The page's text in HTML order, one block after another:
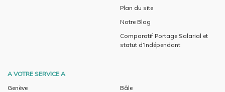
Plan du site
Notre Blog
Comparatif Portage Salarial et
statut d’Indépendant
A VOTRE SERVICE A
Genève
Bâle